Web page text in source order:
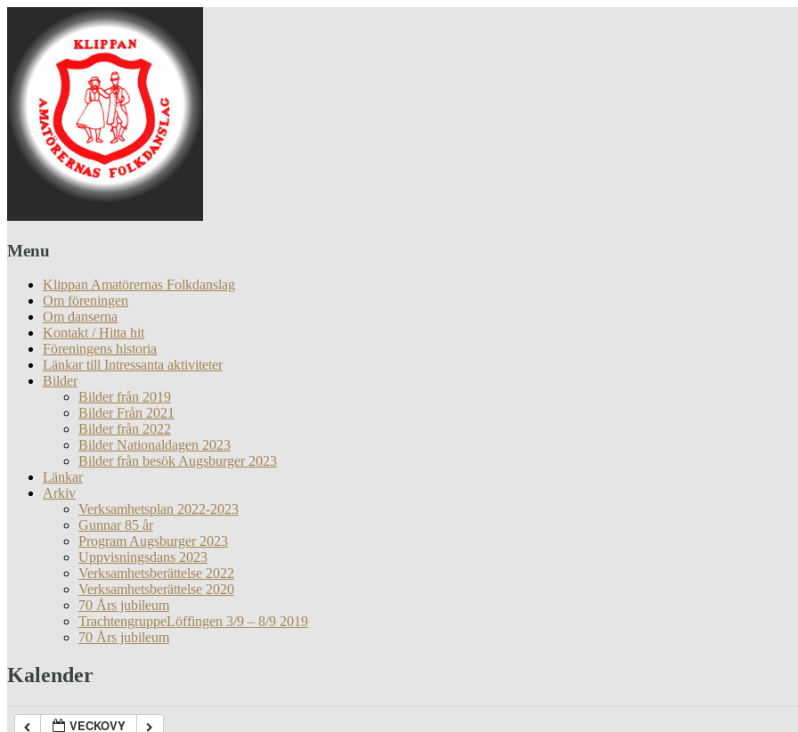
Menu
Klippan Amatörernas Folkdanslag
Om föreningen
Om danserna
Kontakt / Hitta hit
Föreningens historia
Länkar till Intressanta aktiviteter
Bilder
Bilder från 2019
Bilder Från 2021
Bilder från 2022
Bilder Nationaldagen 2023
Bilder från besök Augsburger 2023
Länkar
Arkiv
Verksamhetsplan 2022-2023
Gunnar 85 år
Program Augsburger 2023
Uppvisningsdans 2023
Verksamhetsberättelse 2022
Verksamhetsberättelse 2020
70 Års jubileum
TrachtengruppeLöffingen 3/9 – 8/9 2019
70 Års jubileum
Kalender
VECKOVY